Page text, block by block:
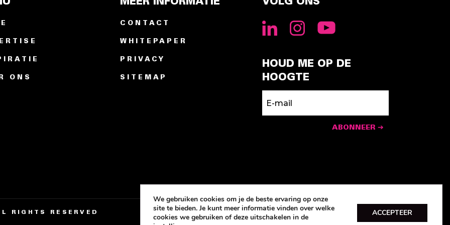
ONS
MEER INFORMATIE
CONTACT
WHITEPAPER
PRIVACY
SITEMAP
VOLG ONS
HOUD ME OP DE
HOOGTE
ABONNEER ➔
RIGHTS RESERVED
We gebruiken cookies om je de beste ervaring op onze
site te bieden. Je kunt meer informatie vinden over welke
cookies we gebruiken of deze uitschakelen in de
ACCEPTEER